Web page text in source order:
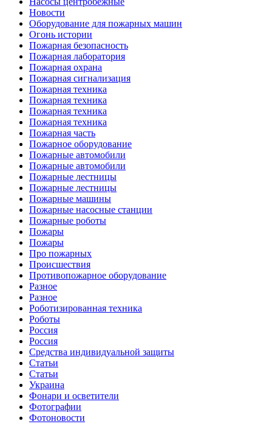
Новости
Оборудование для пожарных машин
Огонь истории
Пожарная безопасность
Пожарная лаборатория
Пожарная охрана
Пожарная сигнализация
Пожарная техника
Пожарная техника
Пожарная техника
Пожарная техника
Пожарная часть
Пожарное оборудование
Пожарные автомобили
Пожарные автомобили
Пожарные лестницы
Пожарные лестницы
Пожарные машины
Пожарные насосные станции
Пожарные роботы
Пожары
Пожары
Про пожарных
Происшествия
Противопожарное оборудование
Разное
Разное
Роботизированная техника
Роботы
Россия
Россия
Средства индивидуальной защиты
Статьи
Статьи
Украина
Фонари и осветители
Фотографии
Фотоновости